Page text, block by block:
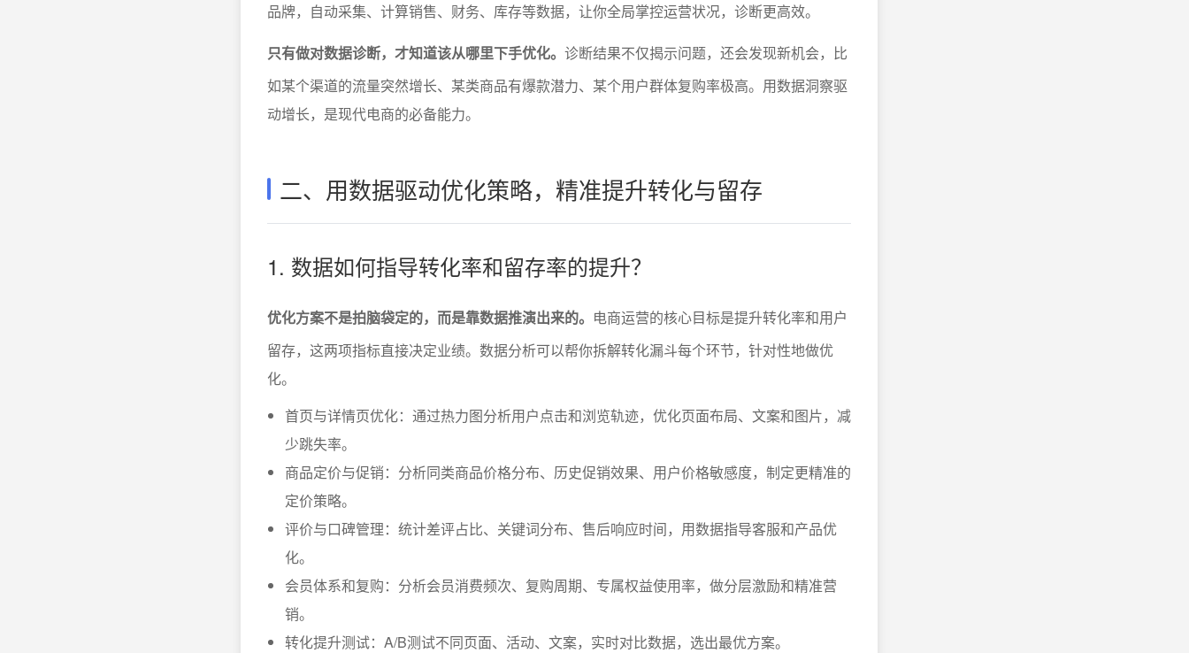
品牌，自动采集、计算销售、财务、库存等数据，让你全局掌控运营状况，诊断更高效。
只有做对数据诊断，才知道该从哪里下手优化。 诊断结果不仅揭示问题，还会发现新机会，比
如某个渠道的流量突然增长、某类商品有爆款潜力、某个用户群体复购率极高。用数据洞察驱
动增长，是现代电商的必备能力。
二、用数据驱动优化策略，精准提升转化与留存
1. 数据如何指导转化率和留存率的提升？
优化方案不是拍脑袋定的，而是靠数据推演出来的。 电商运营的核心目标是提升转化率和用户
留存，这两项指标直接决定业绩。数据分析可以帮你拆解转化漏斗每个环节，针对性地做优
化。
首页与详情页优化：通过热力图分析用户点击和浏览轨迹，优化页面布局、文案和图片，减
少跳失率。
商品定价与促销：分析同类商品价格分布、历史促销效果、用户价格敏感度，制定更精准的
定价策略。
评价与口碑管理：统计差评占比、关键词分布、售后响应时间，用数据指导客服和产品优
化。
会员体系和复购：分析会员消费频次、复购周期、专属权益使用率，做分层激励和精准营
销。
转化提升测试：A/B测试不同页面、活动、文案，实时对比数据，选出最优方案。